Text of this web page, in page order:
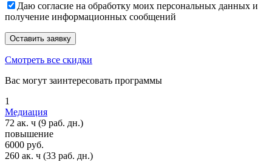
Даю согласие на обработку моих персональных данных и
получение информационных сообщений
Смотреть все скидки
Вас могут заинтересовать программы
1
Медиация
72 ак. ч (9 раб. дн.)
повышение
6000 руб.
260 ак. ч (33 раб. дн.)